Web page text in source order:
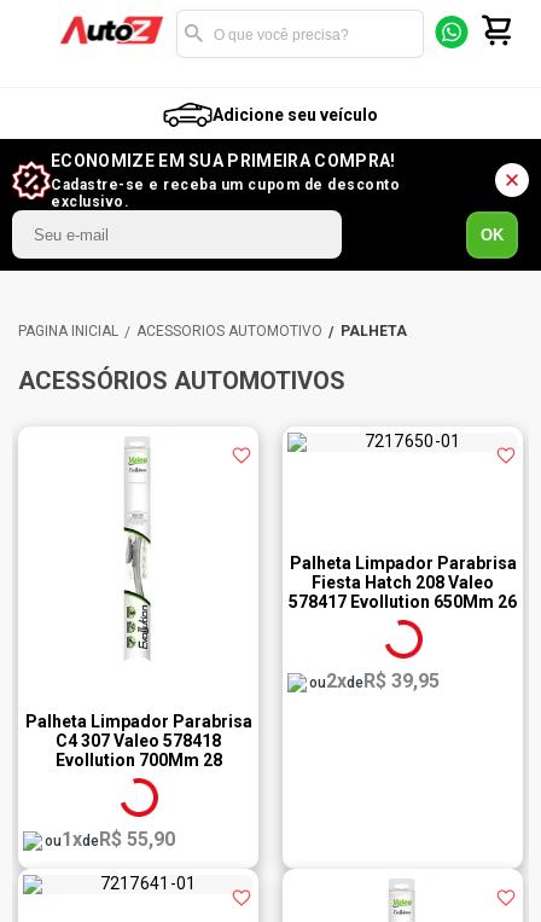
Adicione seu veículo
ECONOMIZE EM SUA PRIMEIRA COMPRA!
Cadastre-se e receba um cupom de desconto
exclusivo.
OK
ACESSÓRIOS AUTOMOTIVO PALHETA
ACESSÓRIOS AUTOMOTIVOS
Palheta Limpador Parabrisa
C4 307 Valeo 578418
Evollution 700Mm 28
Polegadas
ou1xdeR$ 55,90
Palheta Limpador Parabrisa
Fiesta Hatch 208 Valeo
578417 Evollution 650Mm 26
Polegadas
ou2xdeR$ 39,95